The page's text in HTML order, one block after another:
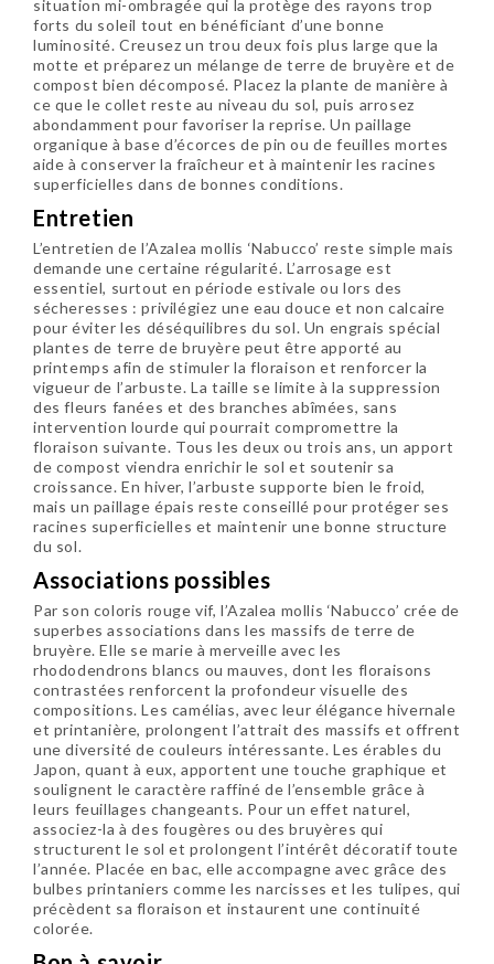
situation mi-ombragée qui la protège des rayons trop
forts du soleil tout en bénéficiant d’une bonne
luminosité. Creusez un trou deux fois plus large que la
motte et préparez un mélange de terre de bruyère et de
compost bien décomposé. Placez la plante de manière à
ce que le collet reste au niveau du sol, puis arrosez
abondamment pour favoriser la reprise. Un paillage
organique à base d’écorces de pin ou de feuilles mortes
aide à conserver la fraîcheur et à maintenir les racines
superficielles dans de bonnes conditions.
Entretien
L’entretien de l’Azalea mollis ‘Nabucco’ reste simple mais
demande une certaine régularité. L’arrosage est
essentiel, surtout en période estivale ou lors des
sécheresses : privilégiez une eau douce et non calcaire
pour éviter les déséquilibres du sol. Un engrais spécial
plantes de terre de bruyère peut être apporté au
printemps afin de stimuler la floraison et renforcer la
vigueur de l’arbuste. La taille se limite à la suppression
des fleurs fanées et des branches abîmées, sans
intervention lourde qui pourrait compromettre la
floraison suivante. Tous les deux ou trois ans, un apport
de compost viendra enrichir le sol et soutenir sa
croissance. En hiver, l’arbuste supporte bien le froid,
mais un paillage épais reste conseillé pour protéger ses
racines superficielles et maintenir une bonne structure
du sol.
Associations possibles
Par son coloris rouge vif, l’Azalea mollis ‘Nabucco’ crée de
superbes associations dans les massifs de terre de
bruyère. Elle se marie à merveille avec les
rhododendrons blancs ou mauves, dont les floraisons
contrastées renforcent la profondeur visuelle des
compositions. Les camélias, avec leur élégance hivernale
et printanière, prolongent l’attrait des massifs et offrent
une diversité de couleurs intéressante. Les érables du
Japon, quant à eux, apportent une touche graphique et
soulignent le caractère raffiné de l’ensemble grâce à
leurs feuillages changeants. Pour un effet naturel,
associez-la à des fougères ou des bruyères qui
structurent le sol et prolongent l’intérêt décoratif toute
l’année. Placée en bac, elle accompagne avec grâce des
bulbes printaniers comme les narcisses et les tulipes, qui
précèdent sa floraison et instaurent une continuité
colorée.